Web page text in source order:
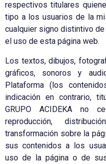
respectivos titulares
tipo a los usuarios de la
cualquier signo distintivo de
el uso de esta página web.
Los textos, dibujos,
gráficos, sonoros y
Plataforma (los
indicación en contrario,
GRUPO ACIDEKA no
reproducción,
transformación sobre la
sus contenidos a los
uso de la página o de